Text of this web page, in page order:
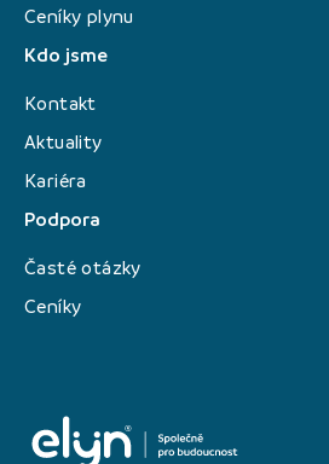
Ceníky plynu
Kdo jsme
Kontakt
Aktuality
Kariéra
Podpora
Časté otázky
Ceníky